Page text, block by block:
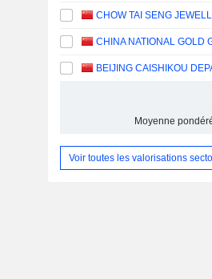
Moyenne
Voir toutes les valorisations